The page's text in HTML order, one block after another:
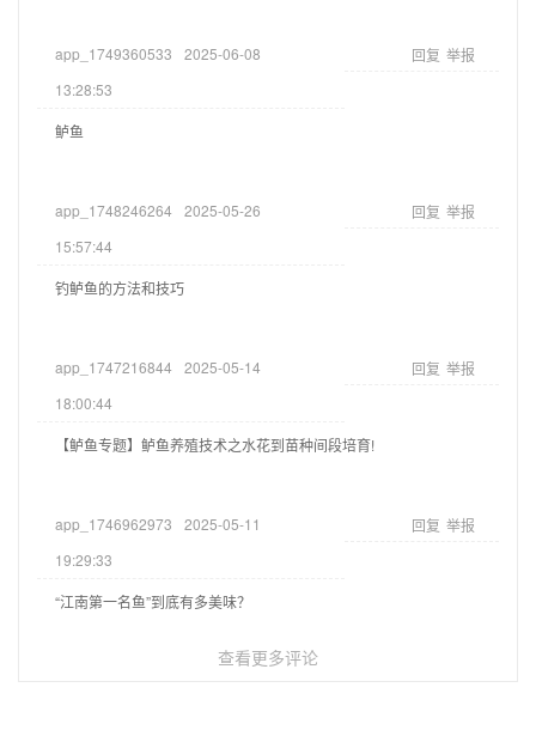
app_1749360533
2025-06-08
13:28:53
回复 举报
鲈鱼
app_1748246264
2025-05-26
15:57:44
回复 举报
钓鲈鱼的方法和技巧
app_1747216844
2025-05-14
18:00:44
回复 举报
【鲈鱼专题】鲈鱼养殖技术之水花到苗种间段培育!
app_1746962973
2025-05-11
19:29:33
回复 举报
“江南第一名鱼”到底有多美味？
查看更多评论